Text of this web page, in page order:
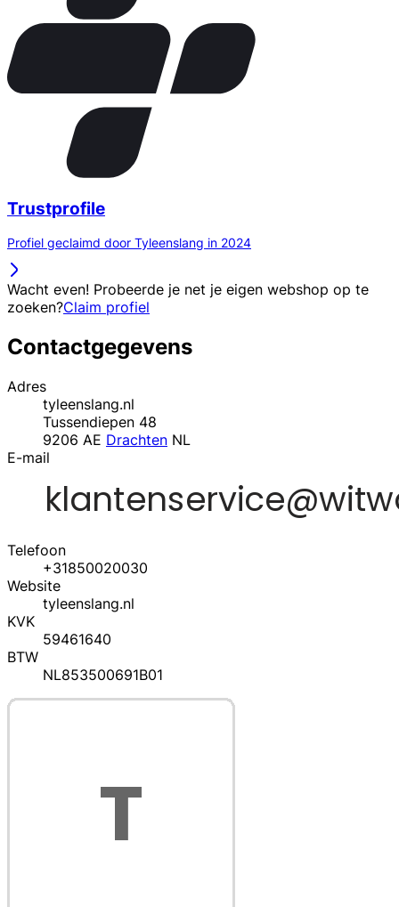
Trustprofile
Profiel geclaimd door Tyleenslang in 2024
Wacht even! Probeerde je net je eigen webshop op te
zoeken?Claim profiel
Contactgegevens
Adres
tyleenslang.nl
Tussendiepen 48
9206 AE Drachten NL
E-mail
Telefoon
+31850020030
Website
tyleenslang.nl
KVK
59461640
BTW
NL853500691B01